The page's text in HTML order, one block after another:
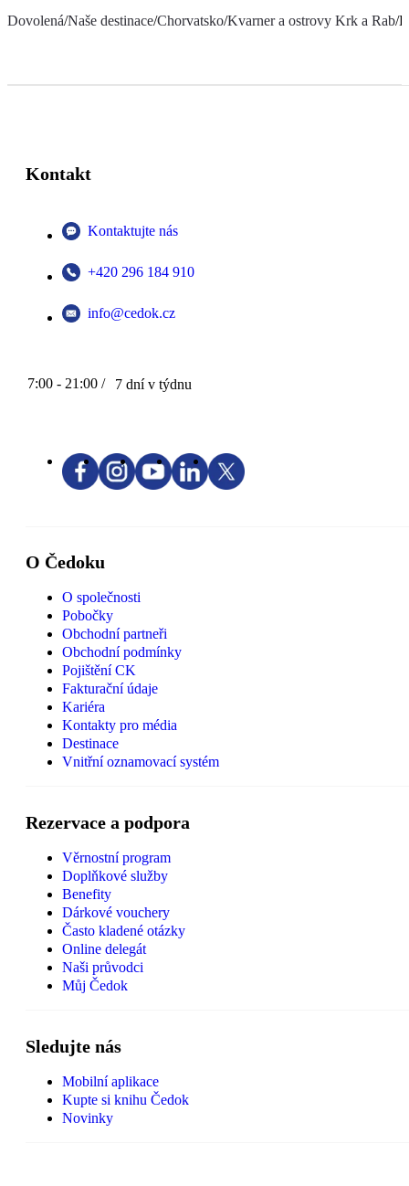
Dovolená/Naše destinace/Chorvatsko/Kvarner a ostrovy Krk a Rab/
Kontakt
Kontaktujte nás
+420 296 184 910
info@cedok.cz
7:00 - 21:00 / 7 dní v týdnu
O Čedoku
O společnosti
Pobočky
Obchodní partneři
Obchodní podmínky
Pojištění CK
Fakturační údaje
Kariéra
Kontakty pro média
Destinace
Vnitřní oznamovací systém
Rezervace a podpora
Věrnostní program
Doplňkové služby
Benefity
Dárkové vouchery
Často kladené otázky
Online delegát
Naši průvodci
Můj Čedok
Sledujte nás
Mobilní aplikace
Kupte si knihu Čedok
Novinky